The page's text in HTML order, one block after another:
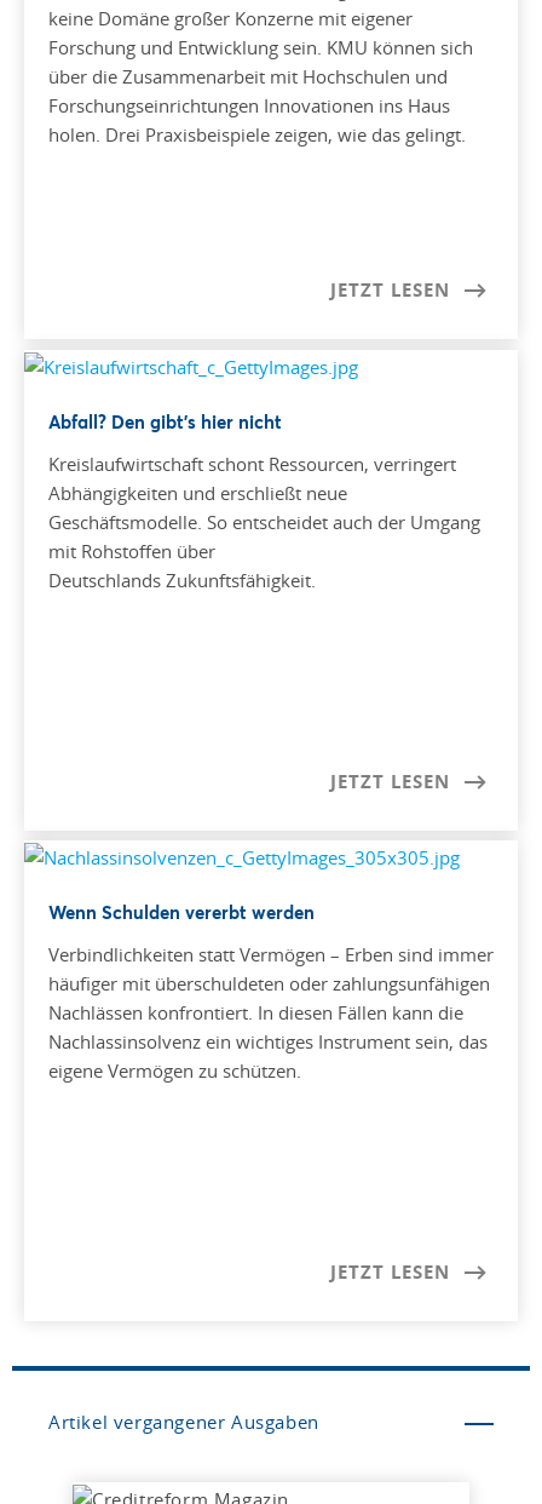
keine Domäne großer Konzerne mit eigener
Forschung und Entwicklung sein. KMU können sich
über die Zusammenarbeit mit Hochschulen und
Forschungseinrichtungen Innovationen ins Haus
holen. Drei Praxisbeispiele zeigen, wie das gelingt.
JETZT LESEN
Abfall? Den gibt’s hier nicht
Kreislaufwirtschaft schont Ressourcen, verringert
Abhängigkeiten und erschließt neue
Geschäftsmodelle. So entscheidet auch der Umgang
mit Rohstoffen über
Deutschlands Zukunftsfähigkeit.
JETZT LESEN
Wenn Schulden vererbt werden
Verbindlichkeiten statt Vermögen – Erben sind immer
häufiger mit überschuldeten oder zahlungsunfähigen
Nachlässen konfrontiert. In diesen Fällen kann die
Nachlassinsolvenz ein wichtiges Instrument sein, das
eigene Vermögen zu schützen.
JETZT LESEN
Artikel vergangener Ausgaben